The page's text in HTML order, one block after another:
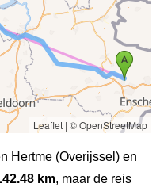
Leaflet| © OpenStreetMap
Hertme (Overijssel) en
km, maar de reis